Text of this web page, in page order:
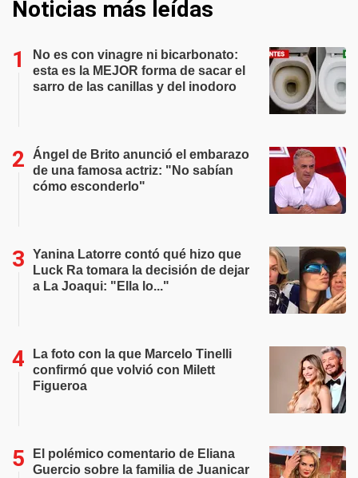
Noticias más leídas
No es con vinagre ni bicarbonato:
esta es la MEJOR forma de sacar el
sarro de las canillas y del inodoro
Ángel de Brito anunció el embarazo
de una famosa actriz: "No sabían
cómo esconderlo"
Yanina Latorre contó qué hizo que
Luck Ra tomara la decisión de dejar
a La Joaqui: "Ella lo..."
La foto con la que Marcelo Tinelli
confirmó que volvió con Milett
Figueroa
El polémico comentario de Eliana
Guercio sobre la familia de Juanicar